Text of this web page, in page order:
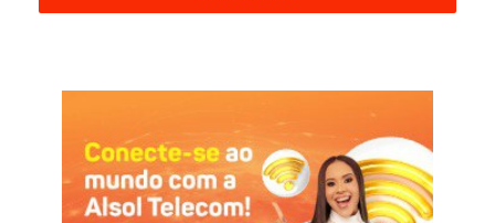
Os gols do Naça-P, que chegou a figurar no G-4, foram
marcados por Pingo e Renê, cabendo a Vinícius Bala descontar
para os trezeanos.
Com o revés, o Galo da Borborema ainda tem o consolo de